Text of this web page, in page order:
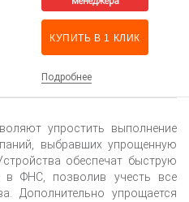
КУПИТЬ В 1 КЛИК
Подробнее
упростить выполнение
выбравших упрощенную
обеспечат быструю
в ФНС, позволив учесть все
Дополнительно упрощается